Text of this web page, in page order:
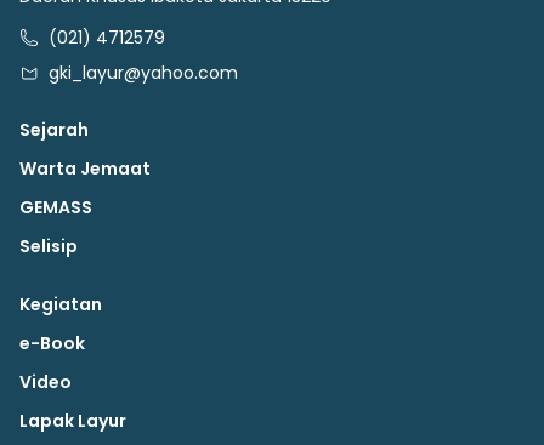
(021) 4712579
gki_layur@yahoo.com
Sejarah
Warta Jemaat
GEMASS
Selisip
Kegiatan
e-Book
Video
Lapak Layur